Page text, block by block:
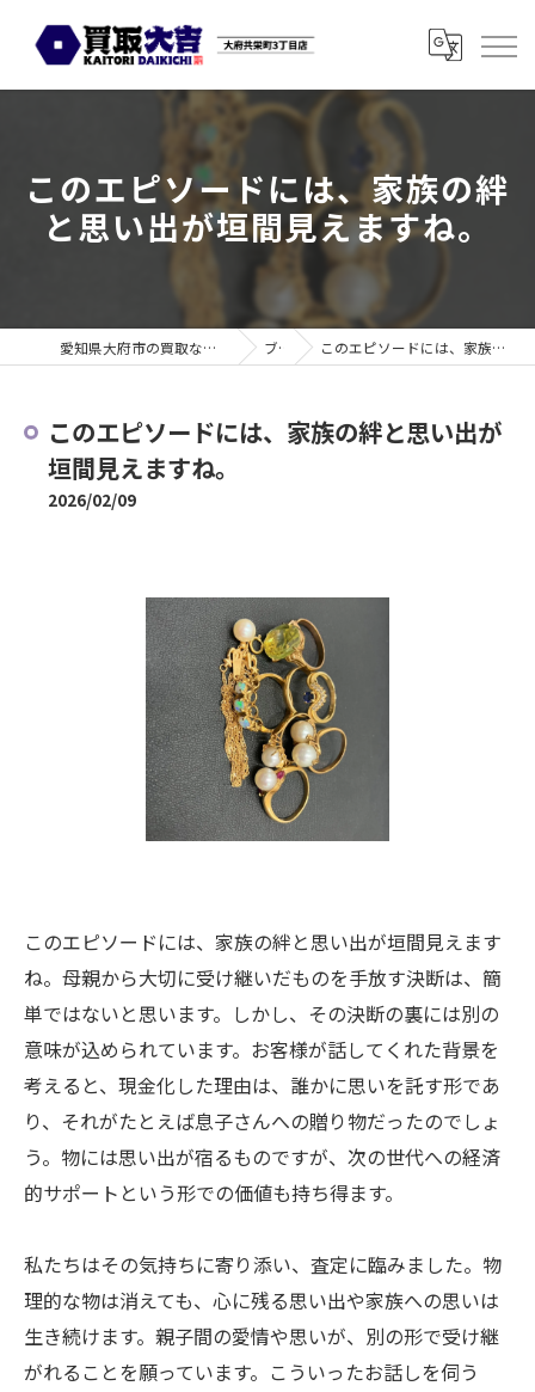
このエピソードには、家族の絆
と思い出が垣間見えますね。
愛知県大府市の買取なら買取大吉 大府共栄町3丁目店 ブログ このエピソードには、家族の絆と思い出が垣間見えますね。
このエピソードには、家族の絆と思い出が
垣間見えますね。
2026/02/09
このエピソードには、家族の絆と思い出が垣間見えます
ね。母親から大切に受け継いだものを手放す決断は、簡
単ではないと思います。しかし、その決断の裏には別の
意味が込められています。お客様が話してくれた背景を
考えると、現金化した理由は、誰かに思いを託す形であ
り、それがたとえば息子さんへの贈り物だったのでしょ
う。物には思い出が宿るものですが、次の世代への経済
的サポートという形での価値も持ち得ます。
私たちはその気持ちに寄り添い、査定に臨みました。物
理的な物は消えても、心に残る思い出や家族への思いは
生き続けます。親子間の愛情や思いが、別の形で受け継
がれることを願っています。こういったお話しを伺う